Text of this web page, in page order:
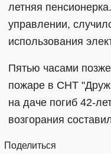
летняя
управлении,
использования
Пятью часами
пожаре в СНТ
на даче погиб 42-
возгорания
Поделиться